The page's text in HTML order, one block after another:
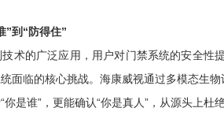
”到“防得住”
的广泛应用，用户对门禁系统的安全性
面临的核心挑战。海康威视通过多模态生
是谁”，更能确认“你是真人”，从源头上杜